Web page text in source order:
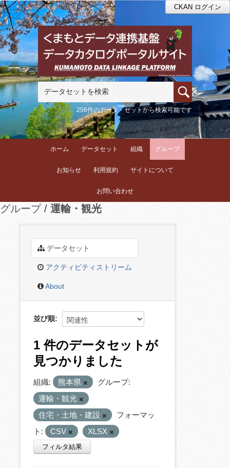
CKAN ログイン
256件のデータ・セットから検索可能です
ホーム データセット 組織 グループ
お知らせ 利用規約 サイトについて
お問い合わせ
グループ 運輸・観光
データセット
アクティビティストリーム
About
並び順
1 件のデータセットが
見つかりました
組織: 熊本県
グループ:
運輸・観光
住宅・土地・建設
フォーマッ
ト:
CSV XLSX
フィルタ結果